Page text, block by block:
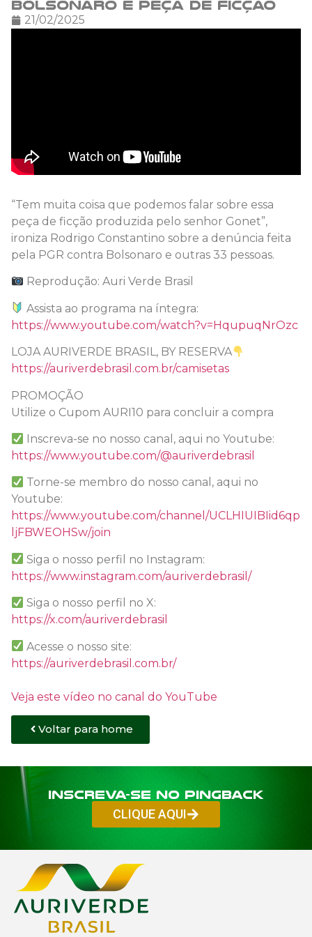
Bolsonaro é peça de ficção
21/02/2025
“Tem muita coisa que podemos falar sobre essa
peça de ficção produzida pelo senhor Gonet”,
ironiza Rodrigo Constantino sobre a denúncia feita
pela PGR contra Bolsonaro e outras 33 pessoas.
Reprodução: Auri Verde Brasil
Assista ao programa na íntegra:
https://www.youtube.com/watch?v=HqupuqNrOzc
LOJA AURIVERDE BRASIL, BY RESERVA
https://auriverdebrasil.com.br/camisetas
PROMOÇÃO
Utilize o Cupom AURI10 para concluir a compra
Inscreva-se no nosso canal, aqui no Youtube:
https://www.youtube.com/@auriverdebrasil
Torne-se membro do nosso canal, aqui no
Youtube:
https://www.youtube.com/channel/UCLHIUIBIid6qp
ljFBWEOHSw/join
Siga o nosso perfil no Instagram:
https://www.instagram.com/auriverdebrasil/
Siga o nosso perfil no X:
https://x.com/auriverdebrasil
Acesse o nosso site:
https://auriverdebrasil.com.br/
Veja este vídeo no canal do YouTube
Voltar para home
Inscreva-se no PINGBACK
CLIQUE AQUI